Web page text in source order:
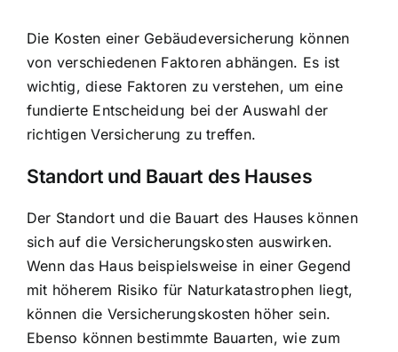
Die Kosten einer Gebäudeversicherung können
von verschiedenen Faktoren abhängen. Es ist
wichtig, diese Faktoren zu verstehen, um eine
fundierte Entscheidung bei der Auswahl der
richtigen Versicherung zu treffen.
Standort und Bauart des Hauses
Der Standort und die Bauart des Hauses können
sich auf die Versicherungskosten auswirken.
Wenn das Haus beispielsweise in einer Gegend
mit höherem Risiko für Naturkatastrophen liegt,
können die Versicherungskosten höher sein.
Ebenso können bestimmte Bauarten, wie zum